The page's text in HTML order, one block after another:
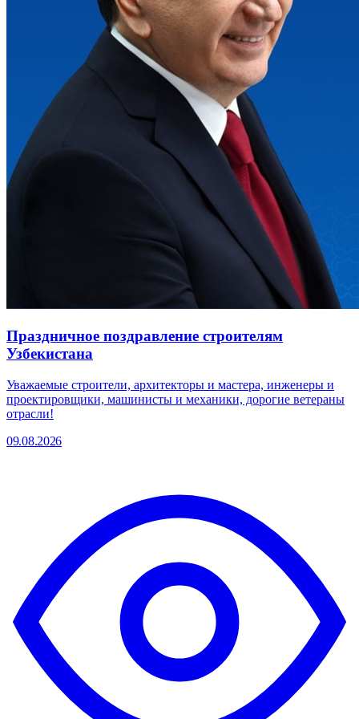
Праздничное поздравление строителям
Узбекистана
Уважаемые строители, архитекторы и мастера, инженеры и
проектировщики, машинисты и механики, дорогие ветераны
отрасли!
09.08.2026